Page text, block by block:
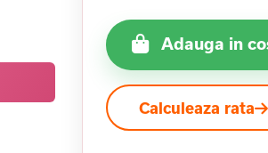
Adauga in
Calculeaza rata